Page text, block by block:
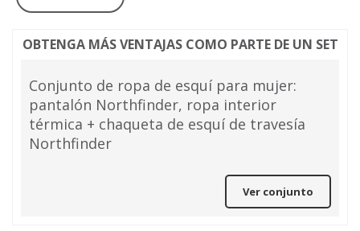
OBTENGA MÁS VENTAJAS COMO PARTE DE UN SET
Conjunto de ropa de esquí para mujer:
pantalón Northfinder, ropa interior
térmica + chaqueta de esquí de travesía
Northfinder
Ver conjunto